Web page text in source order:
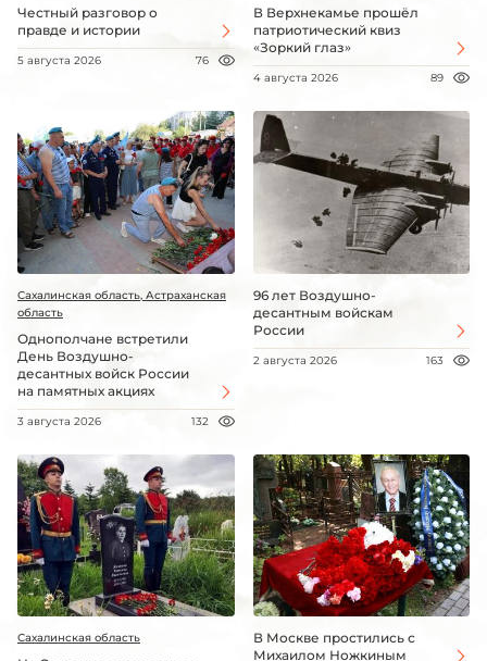
Честный разговор о
правде и истории
5 августа 2026 76
В Верхнекамье прошёл
патриотический квиз
«Зоркий глаз»
4 августа 2026 89
Сахалинская область, Астраханская
область
Однополчане встретили
День Воздушно-
десантных войск России
на памятных акциях
3 августа 2026 132
96 лет Воздушно-
десантным войскам
России
2 августа 2026 163
Сахалинская область
В Москве простились с
Михаилом Ножкиным